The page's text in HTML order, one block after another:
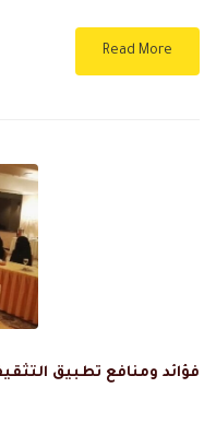
Read More
فؤائد ومنافع تطبيق